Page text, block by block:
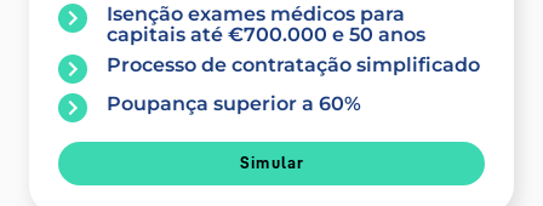
Isenção exames médicos para
capitais até €700.000 e 50 anos
Processo de contratação simplificado
Poupança superior a 60%
Simular